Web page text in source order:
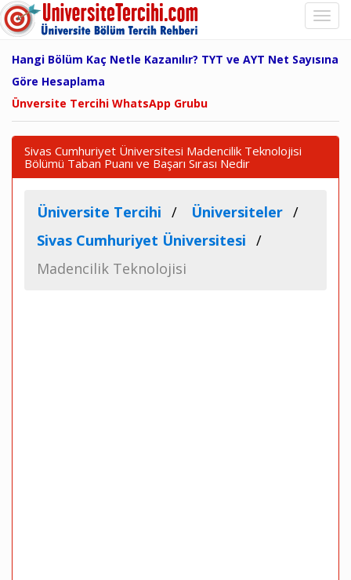
Hangi Bölüm Kaç Netle Kazanılır? TYT ve AYT Net Sayısına
Göre Hesaplama
Ünversite Tercihi WhatsApp Grubu
Sivas Cumhuriyet Üniversitesi Madencilik Teknolojisi
Bölümü Taban Puanı ve Başarı Sırası Nedir
Üniversite Tercihi
Üniversiteler
Sivas Cumhuriyet Üniversitesi
Madencilik Teknolojisi